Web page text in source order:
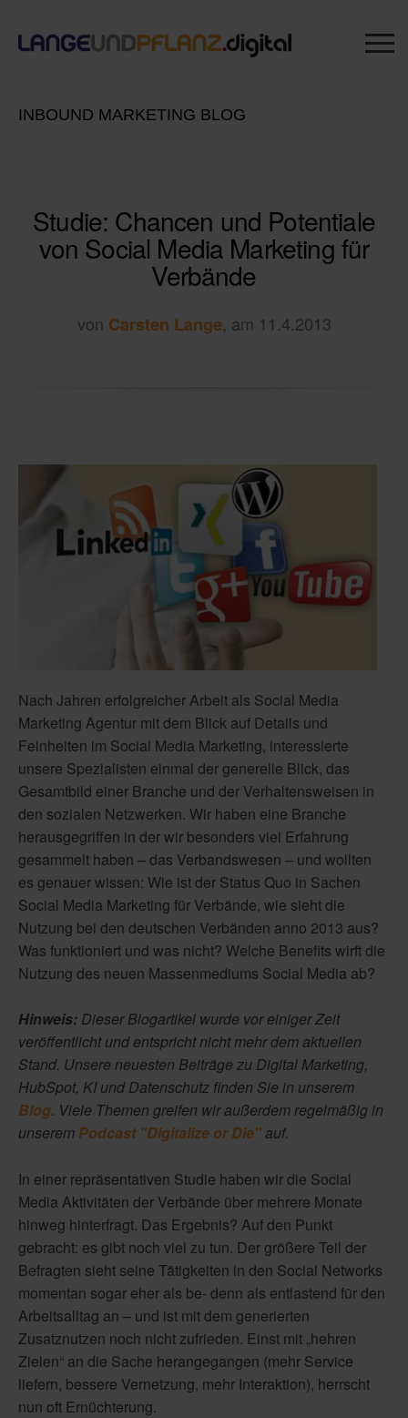
INBOUND MARKETING BLOG
Studie: Chancen und Potentiale
von Social Media Marketing für
Verbände
von Carsten Lange, am 11.4.2013
Nach Jahren erfolgreicher Arbeit als Social Media
Marketing Agentur mit dem Blick auf Details und
Feinheiten im Social Media Marketing, interessierte
unsere Spezialisten einmal der generelle Blick, das
Gesamtbild einer Branche und der Verhaltensweisen in
den sozialen Netzwerken. Wir haben eine Branche
herausgegriffen in der wir besonders viel Erfahrung
gesammelt haben – das Verbandswesen – und wollten
es genauer wissen: Wie ist der Status Quo in Sachen
Social Media Marketing für Verbände, wie sieht die
Nutzung bei den deutschen Verbänden anno 2013 aus?
Was funktioniert und was nicht? Welche Benefits wirft die
Nutzung des neuen Massenmediums Social Media ab?
Hinweis: Dieser Blogartikel wurde vor einiger Zeit
veröffentlicht und entspricht nicht mehr dem aktuellen
Stand. Unsere neuesten Beiträge zu Digital Marketing,
HubSpot, KI und Datenschutz finden Sie in unserem
Blog. Viele Themen greifen wir außerdem regelmäßig in
unserem Podcast "Digitalize or Die"auf.
In einer repräsentativen Studie haben wir die Social
Media Aktivitäten der Verbände über mehrere Monate
hinweg hinterfragt. Das Ergebnis? Auf den Punkt
gebracht: es gibt noch viel zu tun. Der größere Teil der
Befragten sieht seine Tätigkeiten in den Social Networks
momentan sogar eher als be- denn als entlastend für den
Arbeitsalltag an – und ist mit dem generierten
Zusatznutzen noch nicht zufrieden. Einst mit „hehren
Zielen“ an die Sache herangegangen (mehr Service
liefern, bessere Vernetzung, mehr Interaktion), herrscht
nun oft Ernüchterung.